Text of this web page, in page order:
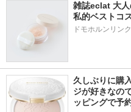
雑誌eclat 大人
私的ベストコ
ドモホルンリン
久しぶりに購
ジが好きなの
ッピングで予